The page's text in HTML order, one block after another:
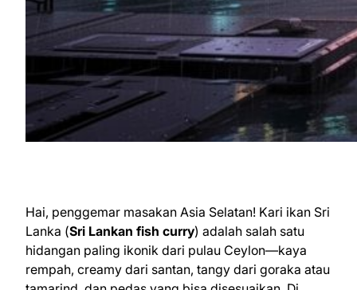
Hai, penggemar masakan Asia Selatan! Kari ikan Sri
Lanka (Sri Lankan fish curry) adalah salah satu
hidangan paling ikonik dari pulau Ceylon—kaya
rempah, creamy dari santan, tangy dari goraka atau